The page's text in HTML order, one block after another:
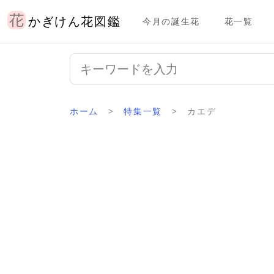
かぎけん花図鑑 今月の誕生花 花一覧
ホーム 特集一覧 カエデ